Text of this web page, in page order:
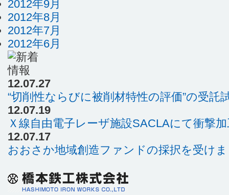
2012年9月
2012年8月
2012年7月
2012年6月
12.07.27
“切削性ならびに被削材特性の評価”の受託
12.07.19
Ｘ線自由電子レーザ施設SACLAにて衝撃
12.07.17
おおさか地域創造ファンドの採択を受け